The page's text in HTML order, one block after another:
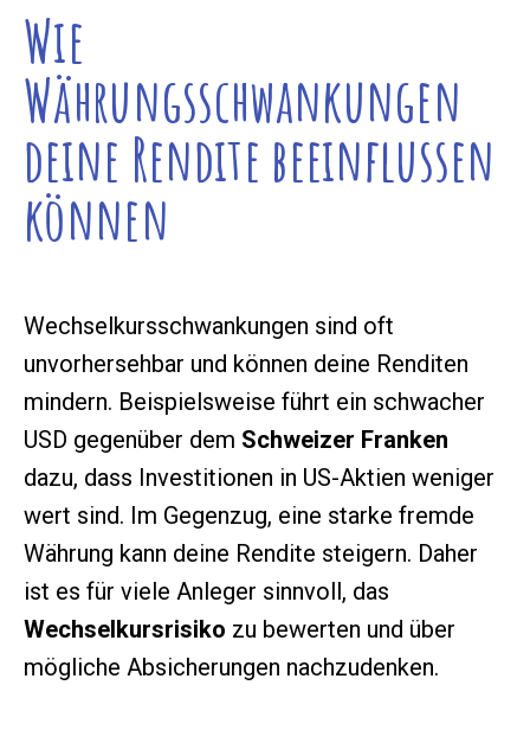
Wie
Währungsschwankungen
deine Rendite beeinflussen
können
Wechselkursschwankungen sind oft
unvorhersehbar und können deine Renditen
mindern. Beispielsweise führt ein schwacher
USD gegenüber dem Schweizer Franken
dazu, dass Investitionen in US-Aktien weniger
wert sind. Im Gegenzug, eine starke fremde
Währung kann deine Rendite steigern. Daher
ist es für viele Anleger sinnvoll, das
Wechselkursrisiko zu bewerten und über
mögliche Absicherungen nachzudenken.